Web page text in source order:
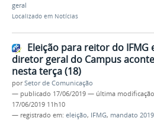
geral
Localizado em Notícias
Eleição para reitor do IFMG
diretor geral do Campus
nesta terça (18)
porSetor de Comunicação
— publicado 17/06/2019 — última modificação
17/06/2019 11h10
— registrado em: eleição, IFMG, mandato